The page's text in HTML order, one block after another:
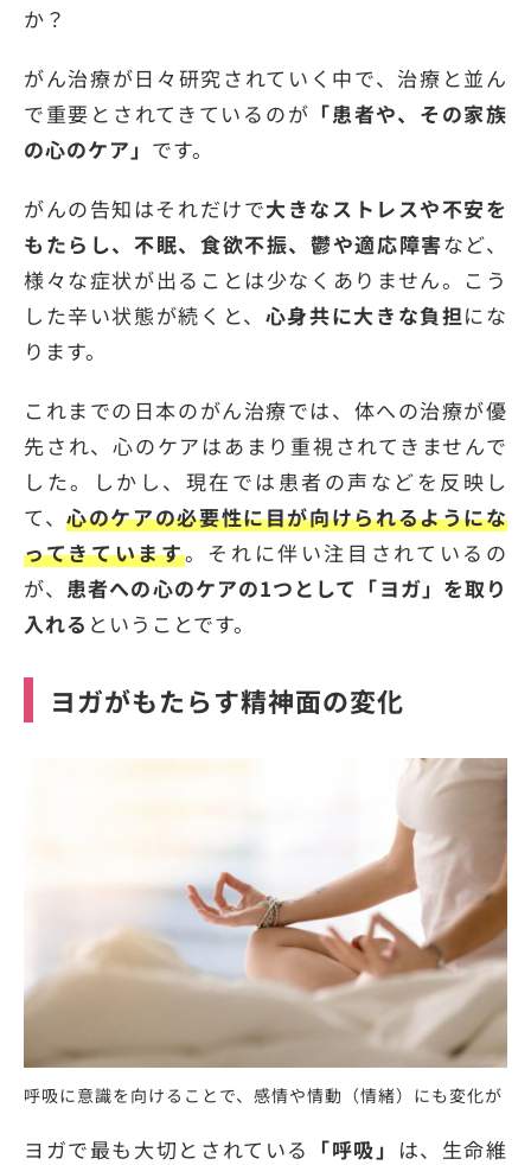
か？
がん治療が日々研究されていく中で、治療と並ん
で重要とされてきているのが 「患者や、その家族
の心のケア」 です。
がんの告知はそれだけで大きなストレスや不安を
もたらし、不眠、食欲不振、鬱や適応障害など、
様々な症状が出ることは少なくありません。こう
した辛い状態が続くと、 心身共に大きな負担にな
ります。
これまでの日本のがん治療では、体への治療が優
先され、心のケアはあまり重視されてきませんで
した。しかし、現在では患者の声などを反映し
て、心のケアの必要性に目が向けられるようにな
ってきています。それに伴い注目されているの
が、患者への心のケアの1つとして「ヨガ」を取り
入れる ということです。
ヨガがもたらす精神面の変化
呼吸に意識を向けることで、感情や情動（情緒）にも変化が
ヨガで最も大切とされている 「呼吸」 は、生命維